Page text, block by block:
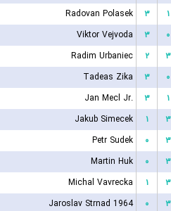
Radovan Polasek
۳ ۱
Viktor Vejvoda
۳ ۰
Radim Urbaniec
۲ ۳
Tadeas Zika
۳ ۰
Jan Mecl Jr.
۳ ۱
Jakub Simecek
۱ ۳
Petr Sudek
۰ ۳
Martin Huk
۰ ۳
Michal Vavrecka
۱ ۳
Jaroslav Strnad 1964
۰ ۳